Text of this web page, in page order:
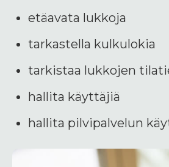
etäavata lukkoja
tarkastella kulkulokia
tarkistaa lukkojen
hallita käyttäjiä
hallita pilvipalvelun